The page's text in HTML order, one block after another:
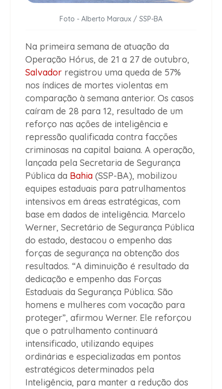
Foto - Alberto Maraux / SSP-BA
Na primeira semana de atuação da
Operação Hórus, de 21 a 27 de outubro,
Salvador registrou uma queda de 57%
nos índices de mortes violentas em
comparação à semana anterior. Os casos
caíram de 28 para 12, resultado de um
reforço nas ações de inteligência e
repressão qualificada contra facções
criminosas na capital baiana. A operação,
lançada pela Secretaria de Segurança
Pública da Bahia (SSP-BA), mobilizou
equipes estaduais para patrulhamentos
intensivos em áreas estratégicas, com
base em dados de inteligência. Marcelo
Werner, Secretário de Segurança Pública
do estado, destacou o empenho das
forças de segurança na obtenção dos
resultados. “A diminuição é resultado da
dedicação e empenho das Forças
Estaduais da Segurança Pública. São
homens e mulheres com vocação para
proteger”, afirmou Werner. Ele reforçou
que o patrulhamento continuará
intensificado, utilizando equipes
ordinárias e especializadas em pontos
estratégicos determinados pela
Inteligência, para manter a redução dos